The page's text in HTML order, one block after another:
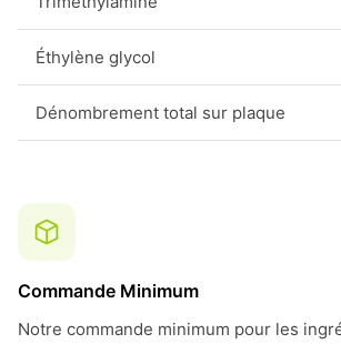
Éthylène glycol
Dénombrement total sur plaque
Commande Minimum
Notre commande minimum pour les